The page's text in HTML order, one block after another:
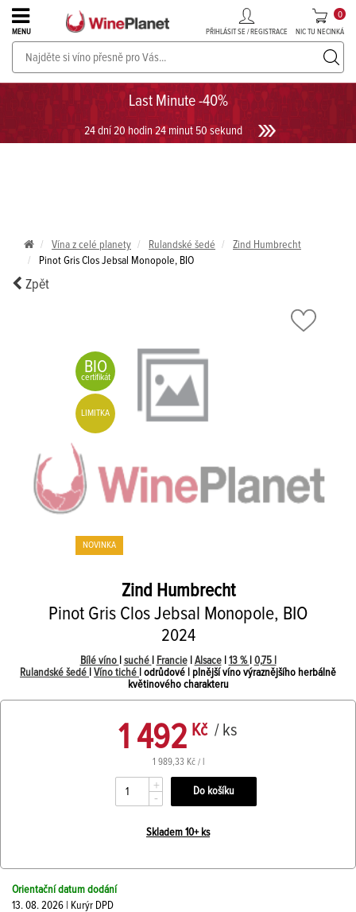
Last Minute -40%
24 dní 20 hodin 24 minut 50 sekund
MENU PŘIHLÁSIT SE / REGISTRACE NIC TU NECINKÁ
0
PROSECCO v akci až do -30%!UKÁZAT PROSECCO
Vína z celé planety Rulandské šedé
Zind Humbrecht
Pinot Gris Clos Jebsal Monopole, BIO
Zpět
BIO
certifikát
LIMITKA
NOVINKA
Zind Humbrecht
Pinot Gris Clos Jebsal Monopole, BIO
2024
Bílé víno suché Francie| Alsace| 13 % 0,75 l
Rulandské šedé
Víno tiché
| odrůdové | plnější víno výraznějšího herbálně
květinového charakteru
1 492 Kč / ks
1 989,33 Kč / l
+
-
Skladem 10+ ks
Orientační datum dodání
13. 08. 2026 | Kurýr DPD